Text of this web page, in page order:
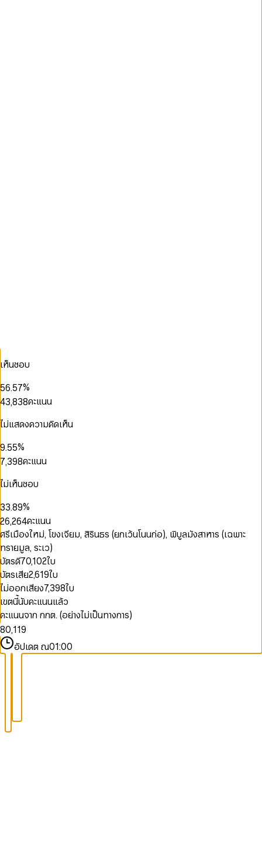
เห็นชอบ
3
5
6
7
8
9
4
6
7
8
9
.
3
5
6
7
8
9
5
7
8
9
%
0
1
3
4
6
8
9
0
2
3
5
7
8
9
,
5
7
8
0
2
3
5
7
8
9
5
6
7
8คะแนน
ไม่แสดงความคิดเห็น
0
1
3
4
5
7
9.
0
1
3
5
6
7
8
9
0
1
3
5
6
7
8
9
%
0
1
2
3
4
6
7
9
,
0
2
3
5
7
8
9
0
2
3
4
6
8
9
1
2
3
4
5
6
7
8คะแนน
ไม่เห็นชอบ
1
3
4
5
6
7
8
9
1
3
4
5
6
7
8
9
.
0
2
3
4
6
8
9
1
3
4
5
7
9%
1
2
3
4
5
6
7
8
9
0
1
2
3
5
6
7
8
9
,
1
2
3
4
5
6
7
8
9
0
1
2
3
5
6
7
8
9
1
2
3
4
5
6
7
8
9
คะแนน
ศรีเมืองใหม่, โขงเจียม, สิรินธร (ยกเว้นโนนก่อ), พิบูลมังสาหาร (เฉพาะ
ทรายมูล, ระเว)
บัตรดี70,102ใบ
บัตรเสีย2,619ใบ
ไม่ออกเสียง7,398ใบ
เขตนี้นับคะแนนแล้ว
คะแนนจาก กกต. (อย่างไม่เป็นทางการ)
0
1
2
3
4
5
6
7
8
9
0
1
2
,
0
1
2
3
0
1
2
3
0
1
2
3
4
5
6
7
8
9
อัปเดต ณ01:00